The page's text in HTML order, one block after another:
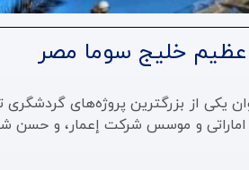
یکی از بزرگترین پروژه‌های گردشگری
سرشناس اماراتی و موسس شرکت إعمار، و